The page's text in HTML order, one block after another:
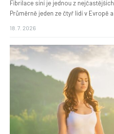
Fibrilace síní je jednou z
Průměrně jeden ze čtyř lidí v Evropě a
18. 7. 2026